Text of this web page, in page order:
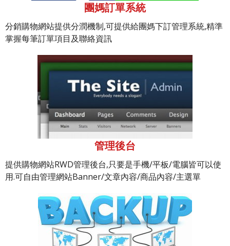
團媽訂單系統
分銷購物網站提供分潤機制,可提供給團媽下訂管理系統,精準
掌握每筆訂單項目及聯絡資訊
管理後台
提供購物網站RWD管理後台,只要是手機/平板/電腦皆可以使
用.可自由管理網站Banner/文章內容/商品內容/主選單